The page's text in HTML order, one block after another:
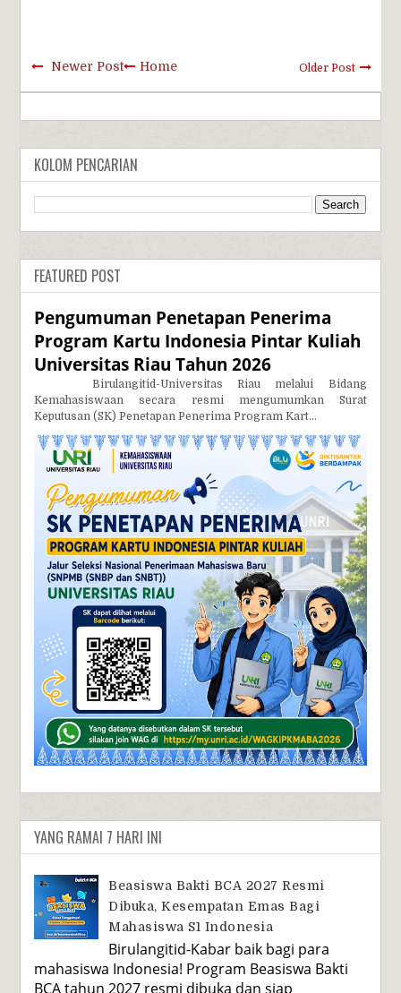
Newer Post Older Post
Home
KOLOM PENCARIAN
FEATURED POST
Pengumuman Penetapan Penerima
Program Kartu Indonesia Pintar Kuliah
Universitas Riau Tahun 2026
Birulangitid-Universitas Riau melalui Bidang
Kemahasiswaan secara resmi mengumumkan Surat
Keputusan (SK) Penetapan Penerima Program Kart...
YANG RAMAI 7 HARI INI
Beasiswa Bakti BCA 2027 Resmi
Dibuka, Kesempatan Emas Bagi
Mahasiswa S1 Indonesia
Birulangitid-Kabar baik bagi para
mahasiswa Indonesia! Program Beasiswa Bakti
BCA tahun 2027 resmi dibuka dan siap